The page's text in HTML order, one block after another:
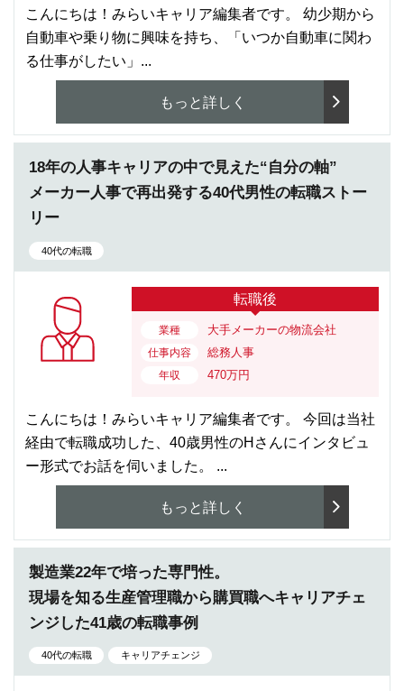
こんにちは！みらいキャリア編集者です。 幼少期から
自動車や乗り物に興味を持ち、「いつか自動車に関わ
る仕事がしたい」...
もっと詳しく
18年の人事キャリアの中で見えた“自分の軸”
メーカー人事で再出発する40代男性の転職ストー
リー
40代の転職
転職後
業種 大手メーカーの物流会社
仕事内容 総務人事
年収 470万円
こんにちは！みらいキャリア編集者です。 今回は当社
経由で転職成功した、40歳男性のHさんにインタビュ
ー形式でお話を伺いました。 ...
もっと詳しく
製造業22年で培った専門性。
現場を知る生産管理職から購買職へキャリアチェ
ンジした41歳の転職事例
40代の転職 キャリアチェンジ